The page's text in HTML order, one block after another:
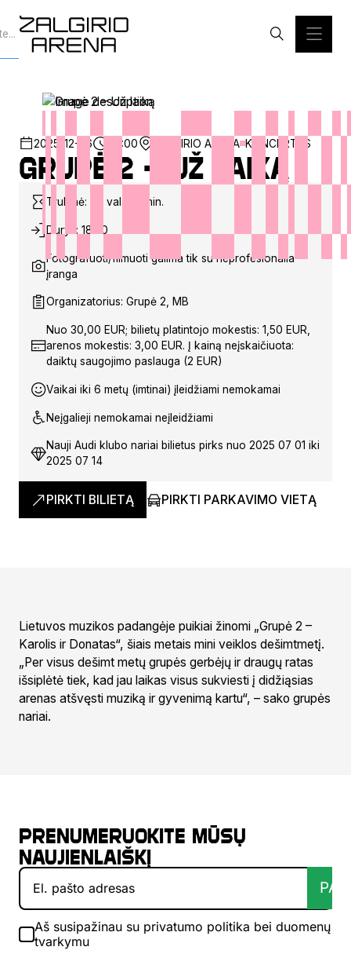
2025-12-26 20:00 ŽALGIRIO ARENA KONCERTAS
Grupė 2 – Už laiką
Trukmė: ~2 val. 00 min.
Durys: 18:30
Fotografuoti/filmuoti galima tik su neprofesionalia
įranga
Organizatorius: Grupė 2, MB
Nuo 30,00 EUR; bilietų platintojo mokestis: 1,50 EUR,
arenos mokestis: 3,00 EUR. Į kainą neįskaičiuota:
daiktų saugojimo paslauga (2 EUR)
Vaikai iki 6 metų (imtinai) įleidžiami nemokamai
Neįgalieji nemokamai neįleidžiami
Nauji Audi klubo nariai bilietus pirks nuo 2025 07 01 iki
2025 07 14
PIRKTI BILIETĄ PIRKTI PARKAVIMO VIETĄ
Lietuvos muzikos padangėje puikiai žinomi „Grupė 2 –
Karolis ir Donatas“, šiais metais mini veiklos dešimtmetį.
„Per visus dešimt metų grupės gerbėjų ir draugų ratas
išsiplėtė tiek, kad jau laikas visus sukviesti į didžiąsias
arenas atšvęsti muziką ir gyvenimą kartu“, – sako grupės
nariai.
Prenumeruokite mūsų
naujienlaiškį
Aš susipažinau su privatumo politika bei duomenų
tvarkymu